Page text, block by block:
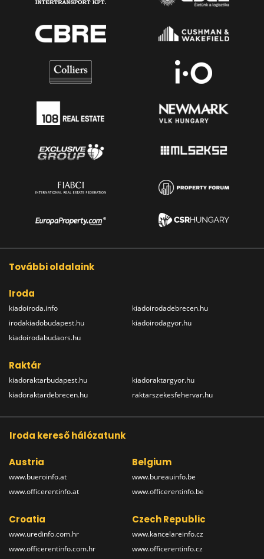
További oldalaink
Iroda
kiadoiroda.info
irodakiadobudapest.hu
kiadoirodabudaors.hu
kiadoirodadebrecen.hu
kiadoirodagyor.hu
Raktár
kiadoraktarbudapest.hu
kiadoraktardebrecen.hu
kiadoraktargyor.hu
raktarszekesfehervar.hu
Iroda kereső hálózatunk
Austria
www.bueroinfo.at
www.officerentinfo.at
Belgium
www.bureauinfo.be
www.officerentinfo.be
Croatia
www.uredinfo.com.hr
www.officerentinfo.com.hr
Czech Republic
www.kancelareinfo.cz
www.officerentinfo.cz